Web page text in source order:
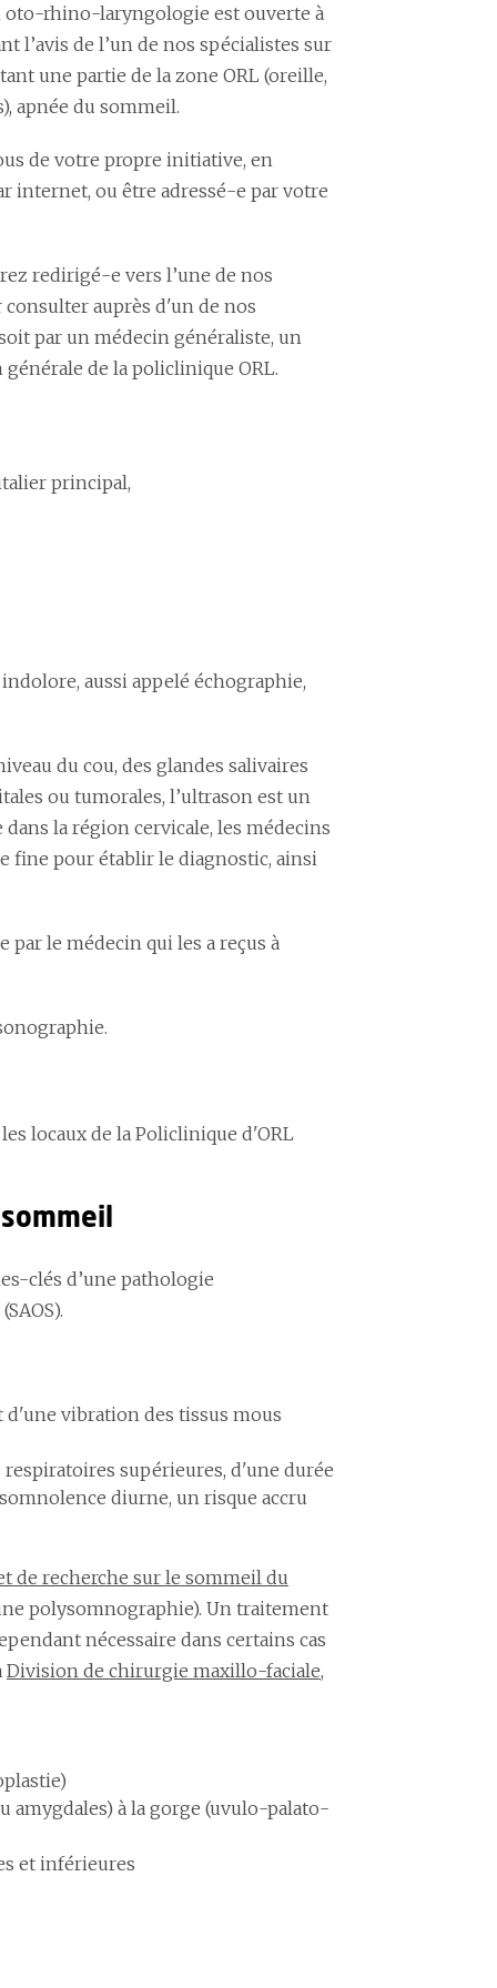
rhino-laryngologie est ouverte à
l’avis de l’un de nos spécialistes sur
une partie de la zone ORL (oreille,
apnée du sommeil.
de votre propre initiative, en
internet, ou être adressé-e par votre
redirigé-e vers l’une de nos
auprès d'un de nos
par un médecin généraliste, un
de la policlinique ORL.
principal,
aussi appelé échographie,
du cou, des glandes salivaires
ou tumorales, l’ultrason est un
la région cervicale, les médecins
fine pour établir le diagnostic, ainsi
le médecin qui les a reçus à
locaux de la Policlinique d'ORL
clés d’une pathologie
vibration des tissus mous
supérieures, d'une durée
diurne, un risque accru
de recherche sur le sommeil du
polysomnographie). Un traitement
nécessaire dans certains cas
Division de chirurgie maxillo-faciale,
à la gorge (uvulo-palato-
et inférieures